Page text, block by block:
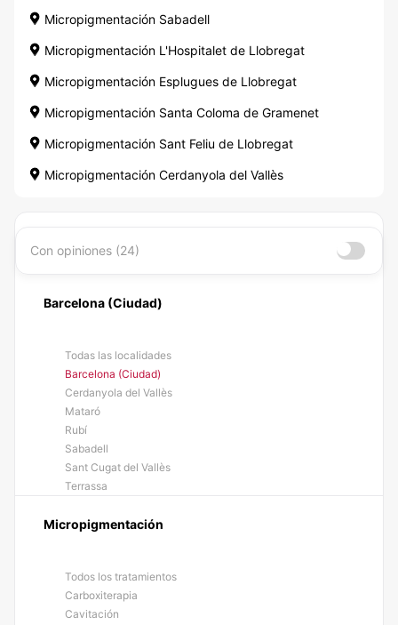
Micropigmentación Sabadell
Micropigmentación L'Hospitalet de Llobregat
Micropigmentación Esplugues de Llobregat
Micropigmentación Santa Coloma de Gramenet
Micropigmentación Sant Feliu de Llobregat
Micropigmentación Cerdanyola del Vallès
Con opiniones (24)
Barcelona (Ciudad)
Todas las localidades
Barcelona (Ciudad)
Cerdanyola del Vallès
Mataró
Rubí
Sabadell
Sant Cugat del Vallès
Terrassa
Micropigmentación
Todos los tratamientos
Carboxiterapia
Cavitación